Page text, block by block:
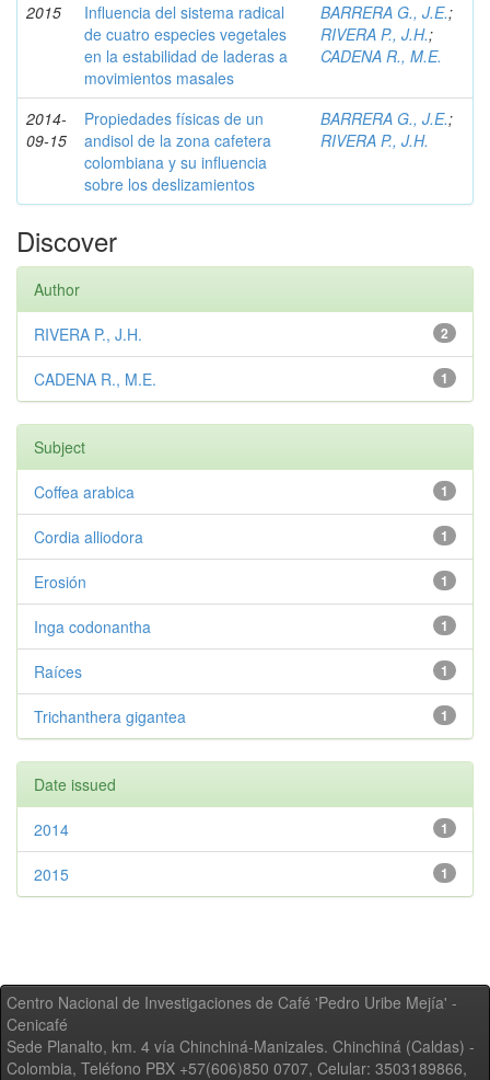
2015
Influencia del sistema radical
de cuatro especies vegetales
en la estabilidad de laderas a
movimientos masales
BARRERA G., J.E.;
RIVERA P., J.H.;
CADENA R., M.E.
2014-
09-15
Propiedades físicas de un
andisol de la zona cafetera
colombiana y su influencia
sobre los deslizamientos
BARRERA G., J.E.;
RIVERA P., J.H.
Discover
Author
2
RIVERA P., J.H.
1
CADENA R., M.E.
Subject
1
Coffea arabica
1
Cordia alliodora
1
Erosión
1
Inga codonantha
1
Raíces
1
Trichanthera gigantea
Date issued
1
2014
1
2015
Centro Nacional de Investigaciones de Café 'Pedro Uribe Mejía' -
Cenicafé
Sede Planalto, km. 4 vía Chinchiná-Manizales. Chinchiná (Caldas) -
Colombia, Teléfono PBX +57(606)850 0707, Celular: 3503189866,